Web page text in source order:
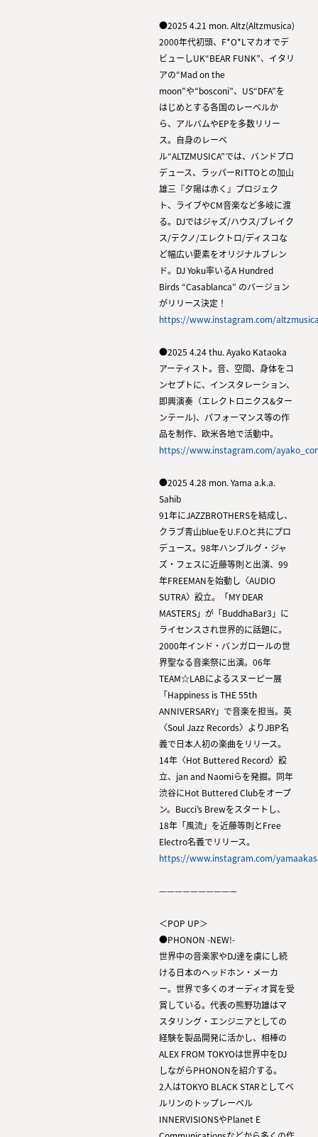
●2025 4.21 mon. Altz(Altzmusica)
2000年代初頭、F*O*Lマカオでデ
ビューしUK“BEAR FUNK”、イタリ
アの“Mad on the
moon”や“bosconi”、US“DFA”を
はじめとする各国のレーベルか
ら、アルバムやEPを多数リリー
ス。自身のレーベ
ル“ALTZMUSICA”では、バンドプロ
デュース、ラッパーRITTOとの加山
雄三『夕陽は赤く』プロジェク
ト、ライブやCM音楽など多岐に渡
る。DJではジャズ/ハウス/ブレイク
ス/テクノ/エレクトロ/ディスコな
ど幅広い要素をオリジナルブレン
ド。DJ Yoku率いるA Hundred
Birds “Casablanca” のバージョン
がリリース決定！
https://www.instagram.com/
●2025 4.24 thu. Ayako Kataoka
アーティスト。音、空間、身体をコ
ンセプトに、インスタレーション、
即興演奏（エレクトロニクス&ター
ンテール)、パフォーマンス等の作
品を制作、欧米各地で活動中。
https://www.instagram.com/
●2025 4.28 mon. Yama a.k.a.
Sahib
91年にJAZZBROTHERSを結成し、
クラブ青山blueをU.F.Oと共にプロ
デュース。98年ハンブルグ・ジャ
ズ・フェスに近藤等則と出演、99
年FREEMANを始動し〈AUDIO
SUTRA〉設立。「MY DEAR
MASTERS」が「BuddhaBar3」に
ライセンスされ世界的に話題に。
2000年インド・バンガロールの世
界聖なる音楽祭に出演。06年
TEAM☆LABによるスヌーピー展
「Happiness is THE 55th
ANNIVERSARY」で音楽を担当。英
〈Soul Jazz Records〉よりJBP名
義で日本人初の楽曲をリリース。
14年〈Hot Buttered Record〉設
立、jan and Naomiらを発掘。同年
渋谷にHot Buttered Clubをオープ
ン。Bucci’s Brewをスタートし、
18年「風流」を近藤等則とFree
Electro名義でリリース。
https://www.instagram.com/
——————————
＜POP UP＞
●PHONON -NEW!-
世界中の音楽家やDJ達を虜にし続
ける日本のヘッドホン・メーカ
ー。世界で多くのオーディオ賞を受
賞している。代表の熊野功雄はマ
スタリング・エンジニアとしての
経験を製品開発に活かし、相棒の
ALEX FROM TOKYOは世界中をDJ
しながらPHONONを紹介する。
2人はTOKYO BLACK STARとしてベ
ルリンのトップレーベル
INNERVISIONSやPlanet E